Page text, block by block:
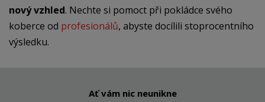
nový vzhled. Nechte si pomoct při pokládce svého
koberce od profesionálů, abyste docílili stoprocentního
výsledku.
Ať vám nic neunikne